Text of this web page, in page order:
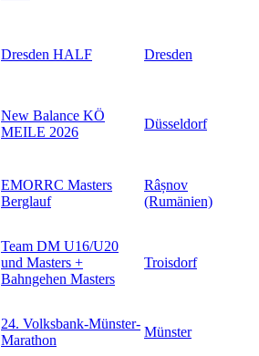
Dresden HALF Dresden
New Balance KÖ
MEILE 2026
Düsseldorf
EMORRC Masters
Berglauf
Râșnov
(Rumänien)
Team DM U16/U20
und Masters +
Bahngehen Masters
Troisdorf
24. Volksbank-Münster-
Marathon
Münster